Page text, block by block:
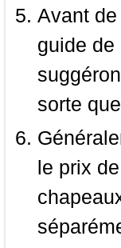
Avant
guide
sorte
le prix